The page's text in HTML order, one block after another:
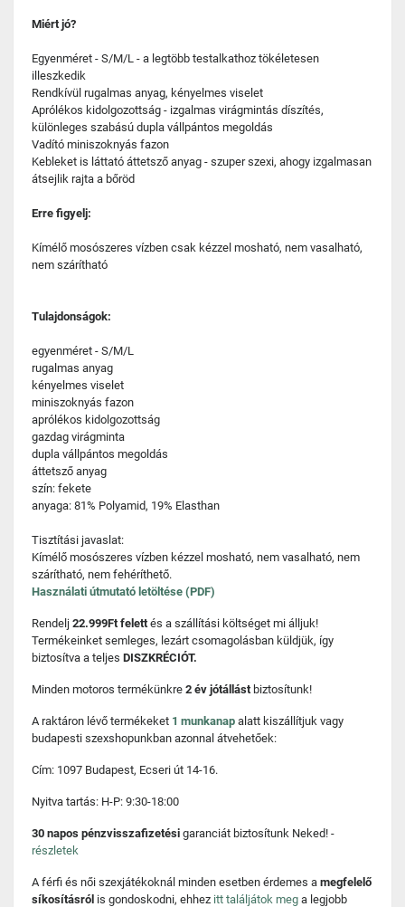
Miért jó?
Egyenméret - S/M/L - a legtöbb testalkathoz tökéletesen
illeszkedik
Rendkívül rugalmas anyag, kényelmes viselet
Aprólékos kidolgozottság - izgalmas virágmintás díszítés,
különleges szabású dupla vállpántos megoldás
Vadító miniszoknyás fazon
Kebleket is láttató áttetsző anyag - szuper szexi, ahogy izgalmasan
átsejlik rajta a bőröd
Erre figyelj:
Kímélő mosószeres vízben csak kézzel mosható, nem vasalható,
nem szárítható
Tulajdonságok:
egyenméret - S/M/L
rugalmas anyag
kényelmes viselet
miniszoknyás fazon
aprólékos kidolgozottság
gazdag virágminta
dupla vállpántos megoldás
áttetsző anyag
szín: fekete
anyaga: 81% Polyamid, 19% Elasthan
Tisztítási javaslat:
Kímélő mosószeres vízben kézzel mosható, nem vasalható, nem
szárítható, nem fehéríthető.
Használati útmutató letöltése (PDF)
Rendelj 22.999Ft felettés a szállítási költséget mi álljuk!
Termékeinket semleges, lezárt csomagolásban küldjük, így
biztosítva a teljes DISZKRÉCIÓT.
Minden motoros termékünkre 2 év jótállást biztosítunk!
A raktáron lévő termékeket 1 munkanap alatt kiszállítjuk vagy
budapesti szexshopunkban azonnal átvehetőek:
Cím: 1097 Budapest, Ecseri út 14-16.
Nyitva tartás: H-P: 9:30-18:00
30 napos pénzvisszafizetési garanciát biztosítunk Neked! -
részletek
A férfi és női szexjátékoknál minden esetben érdemes a megfelelő
síkosításról is gondoskodni, ehhez itt találjátok meg a legjobb